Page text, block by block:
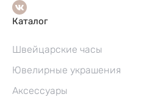
Каталог
Швейцарские часы
Ювелирные украшения
Аксессуары